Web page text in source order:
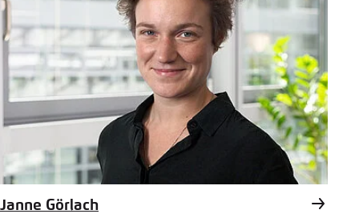
Janne Görlach